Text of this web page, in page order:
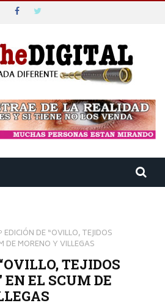
EDICIÓN DE “OVILLO, TEJIDOS
DE MORENO Y VILLEGAS
TEJIDOS
EN EL SCUM DE